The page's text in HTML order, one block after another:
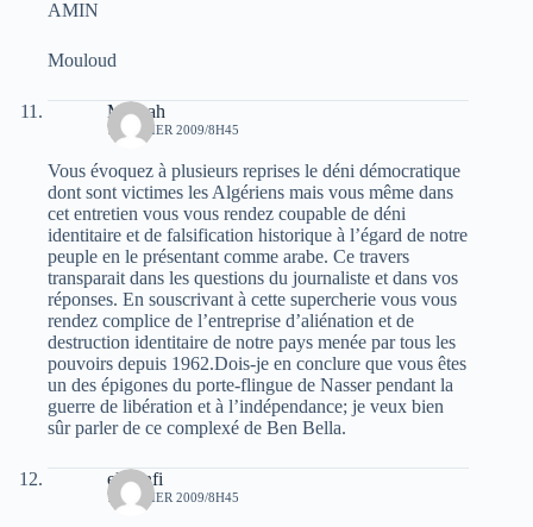
AMIN
Mouloud
Merbah
7 FÉVRIER 2009/8H45
Vous évoquez à plusieurs reprises le déni démocratique
dont sont victimes les Algériens mais vous même dans
cet entretien vous vous rendez coupable de déni
identitaire et de falsification historique à l’égard de notre
peuple en le présentant comme arabe. Ce travers
transparait dans les questions du journaliste et dans vos
réponses. En souscrivant à cette supercherie vous vous
rendez complice de l’entreprise d’aliénation et de
destruction identitaire de notre pays menée par tous les
pouvoirs depuis 1962.Dois-je en conclure que vous êtes
un des épigones du porte-flingue de Nasser pendant la
guerre de libération et à l’indépendance; je veux bien
sûr parler de ce complexé de Ben Bella.
elmenfi
7 FÉVRIER 2009/8H45